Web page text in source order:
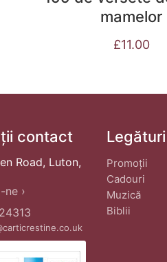
mamelor
£11.00
contact
Road, Luton,
›
Promoții
Cadouri
Muzică
Biblii